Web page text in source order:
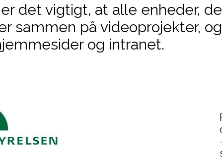
det vigtigt, at alle enheder,
sammen på videoprojekter,
og intranet.